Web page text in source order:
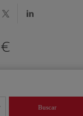
Buscar